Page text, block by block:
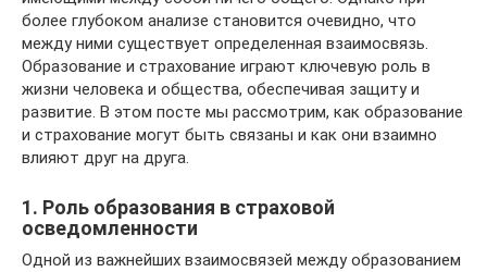
более глубоком анализе становится очевидно, что
между ними существует определенная взаимосвязь.
Образование и страхование играют ключевую роль в
жизни человека и общества, обеспечивая защиту и
развитие. В этом посте мы рассмотрим, как образование
и страхование могут быть связаны и как они взаимно
влияют друг на друга.
1. Роль образования в страховой
осведомленности
Одной из важнейших взаимосвязей между образованием